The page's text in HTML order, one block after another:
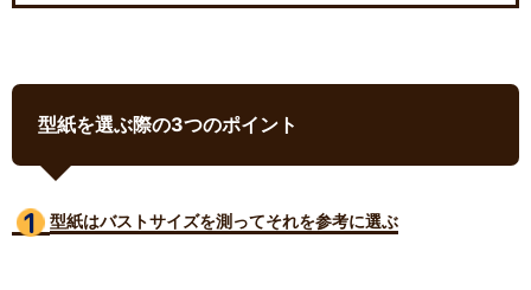
型紙を選ぶ際の3つのポイント
型紙はバストサイズを測ってそれを参考に選ぶ